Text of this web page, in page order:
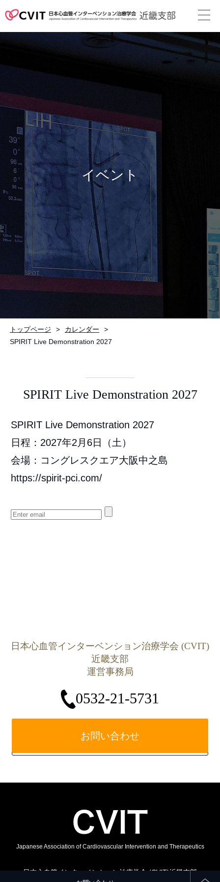
次回地方会
近畿支部会則
地方会の案内
メディカル
スタッフ
関連リンク
カレンダー
お問い合わせ
イベント
トップページ
カレンダー
SPIRIT Live Demonstration 2027
SPIRIT Live Demonstration 2027
SPIRIT Live Demonstration 2027
日程：2027年2月6日（土）
会場：コングレスクエア大阪中之島
https://spirit-pci.com/
日本心血管インターベンション治療学会 (CVIT)
近畿支部
運営事務局
0532-21-5731
お問い合わせ
Japanese Association of Cardiovascular Intervention and Therapeutics
日本心血管インターベンション治療学会 (CVIT)近畿支部